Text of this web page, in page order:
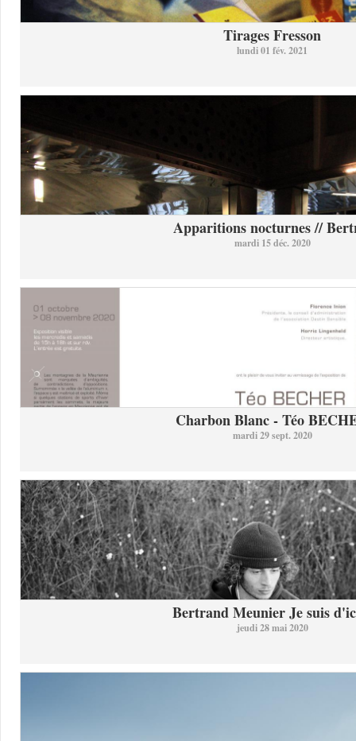
Tirages Fresson
lundi 01 fév. 2021
Apparitions nocturnes //
mardi 15 déc. 2020
Charbon Blanc - Téo
mardi 29 sept. 2020
Bertrand Meunier Je suis
jeudi 28 mai 2020